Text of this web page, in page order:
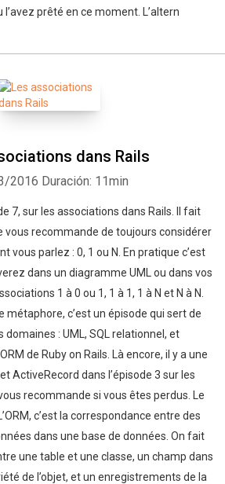
prêté en ce moment. L’altern
dans Rails
2016 Duración: 11min
7, sur les associations dans Rails. Il fait
vous recommande de toujours considérer
vous parlez : 0, 1 ou N. En pratique c’est
dans un diagramme UML ou dans vos
1 à 0 ou 1, 1 à 1, 1 à N et N à N.
métaphore, c’est un épisode qui sert de
domaines : UML, SQL relationnel, et
de Ruby on Rails. Là encore, il y a une
ActiveRecord dans l’épisode 3 sur les
recommande si vous êtes perdus. Le
c’est la correspondance entre des
dans une base de données. On fait
une table et une classe, un champ dans
de l’objet, et un enregistrements de la